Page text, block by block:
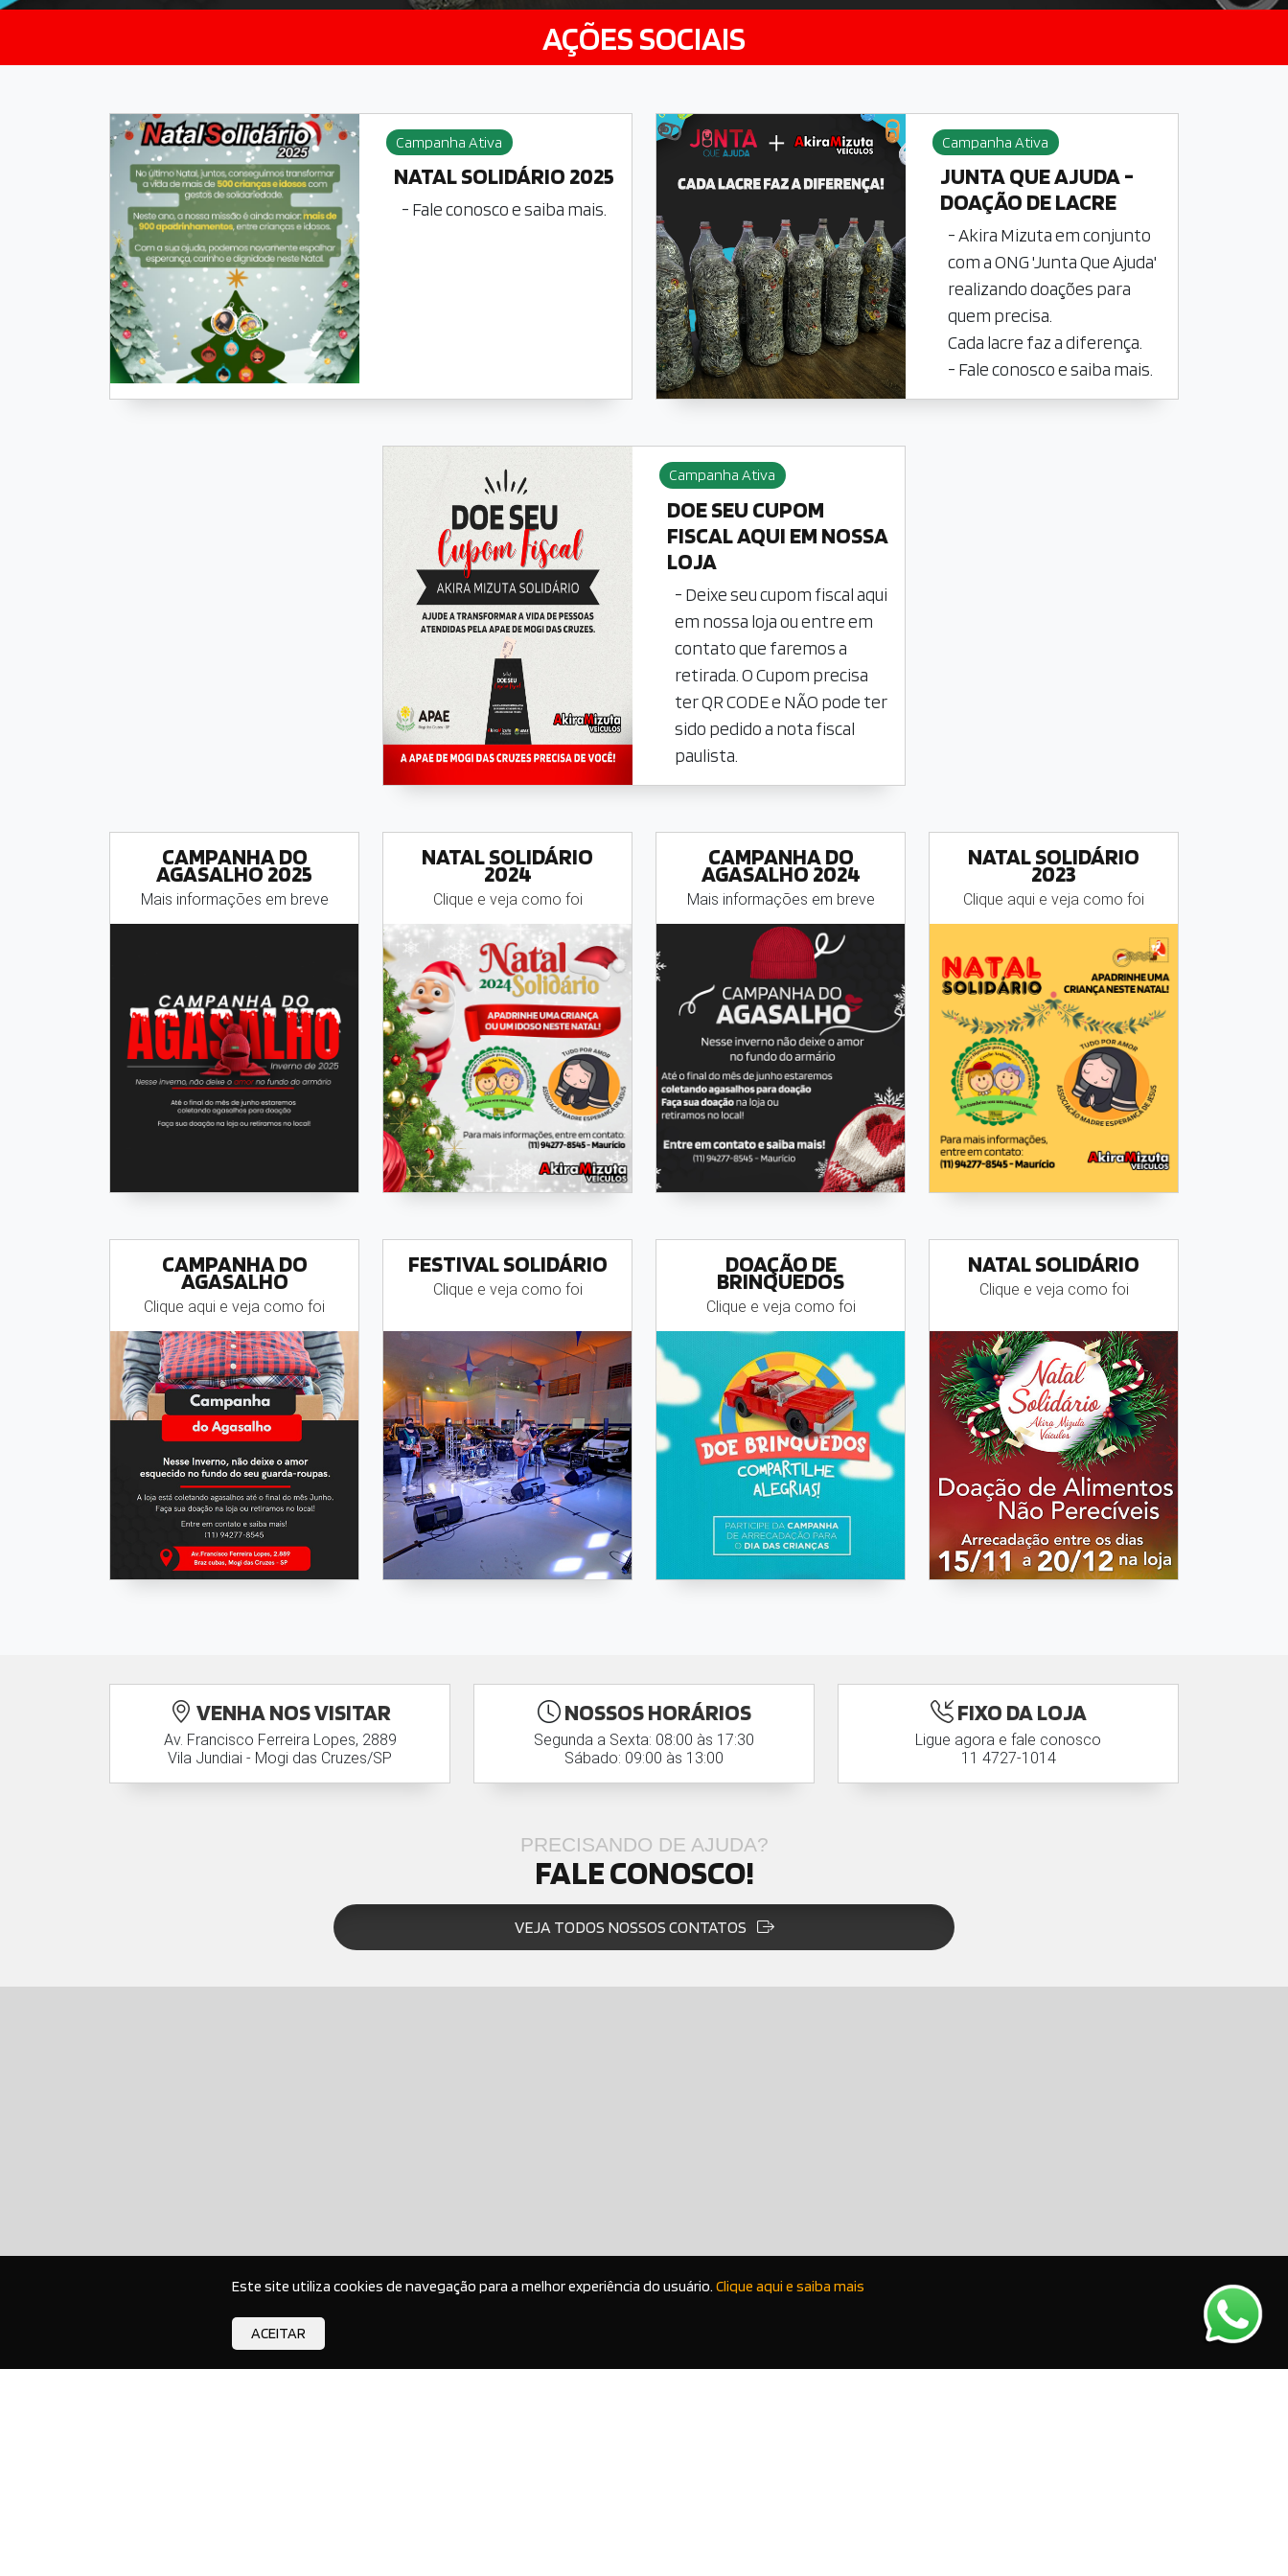
Este site utiliza cookies de navegação para a melhor experiência do usuário. Clique aqui e saiba mais
ACEITAR
AÇÕES SOCIAIS
Campanha Ativa
NATAL SOLIDÁRIO 2025
- Fale conosco e saiba mais.
Campanha Ativa
JUNTA QUE AJUDA -
DOAÇÃO DE LACRE
- Akira Mizuta em conjunto
com a ONG 'Junta Que Ajuda'
realizando doações para
quem precisa.
Cada lacre faz a diferença.
- Fale conosco e saiba mais.
Campanha Ativa
DOE SEU CUPOM
FISCAL AQUI EM NOSSA
LOJA
- Deixe seu cupom fiscal aqui
em nossa loja ou entre em
contato que faremos a
retirada. O Cupom precisa
ter QR CODE e NÃO pode ter
sido pedido a nota fiscal
paulista.
CAMPANHA DO
AGASALHO 2025
Mais informações em breve
NATAL SOLIDÁRIO
2024
Clique e veja como foi
CAMPANHA DO
AGASALHO 2024
Mais informações em breve
NATAL SOLIDÁRIO
2023
Clique aqui e veja como foi
CAMPANHA DO
AGASALHO
Clique aqui e veja como foi
FESTIVAL SOLIDÁRIO
Clique e veja como foi
DOAÇÃO DE
BRINQUEDOS
Clique e veja como foi
NATAL SOLIDÁRIO
Clique e veja como foi
VENHA NOS VISITAR
Av. Francisco Ferreira Lopes, 2889
Vila Jundiai - Mogi das Cruzes/SP
NOSSOS HORÁRIOS
Segunda a Sexta: 08:00 às 17:30
Sábado: 09:00 às 13:00
FIXO DA LOJA
Ligue agora e fale conosco
11 4727-1014
PRECISANDO DE AJUDA?
FALE CONOSCO!
VEJA TODOS NOSSOS CONTATOS